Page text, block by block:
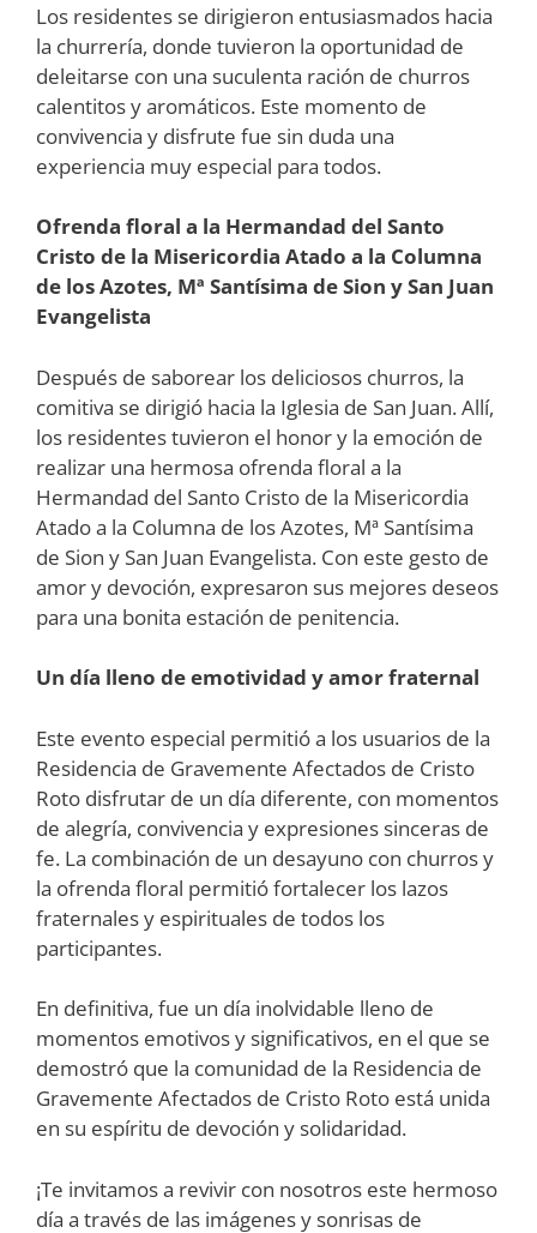
Los residentes se dirigieron entusiasmados hacia
la churrería, donde tuvieron la oportunidad de
deleitarse con una suculenta ración de churros
calentitos y aromáticos. Este momento de
convivencia y disfrute fue sin duda una
experiencia muy especial para todos.
Ofrenda floral a la Hermandad del Santo
Cristo de la Misericordia Atado a la Columna
de los Azotes, Mª Santísima de Sion y San Juan
Evangelista
Después de saborear los deliciosos churros, la
comitiva se dirigió hacia la Iglesia de San Juan. Allí,
los residentes tuvieron el honor y la emoción de
realizar una hermosa ofrenda floral a la
Hermandad del Santo Cristo de la Misericordia
Atado a la Columna de los Azotes, Mª Santísima
de Sion y San Juan Evangelista. Con este gesto de
amor y devoción, expresaron sus mejores deseos
para una bonita estación de penitencia.
Un día lleno de emotividad y amor fraternal
Este evento especial permitió a los usuarios de la
Residencia de Gravemente Afectados de Cristo
Roto disfrutar de un día diferente, con momentos
de alegría, convivencia y expresiones sinceras de
fe. La combinación de un desayuno con churros y
la ofrenda floral permitió fortalecer los lazos
fraternales y espirituales de todos los
participantes.
En definitiva, fue un día inolvidable lleno de
momentos emotivos y significativos, en el que se
demostró que la comunidad de la Residencia de
Gravemente Afectados de Cristo Roto está unida
en su espíritu de devoción y solidaridad.
¡Te invitamos a revivir con nosotros este hermoso
día a través de las imágenes y sonrisas de